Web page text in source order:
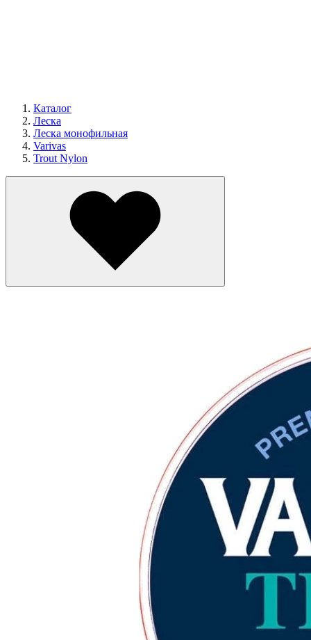
Каталог
Леска
Леска монофильная
Varivas
Trout Nylon